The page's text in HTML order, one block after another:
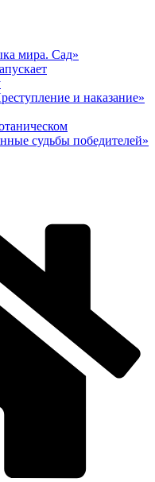
мира. Сад»
и наказание»
судьбы победителей»